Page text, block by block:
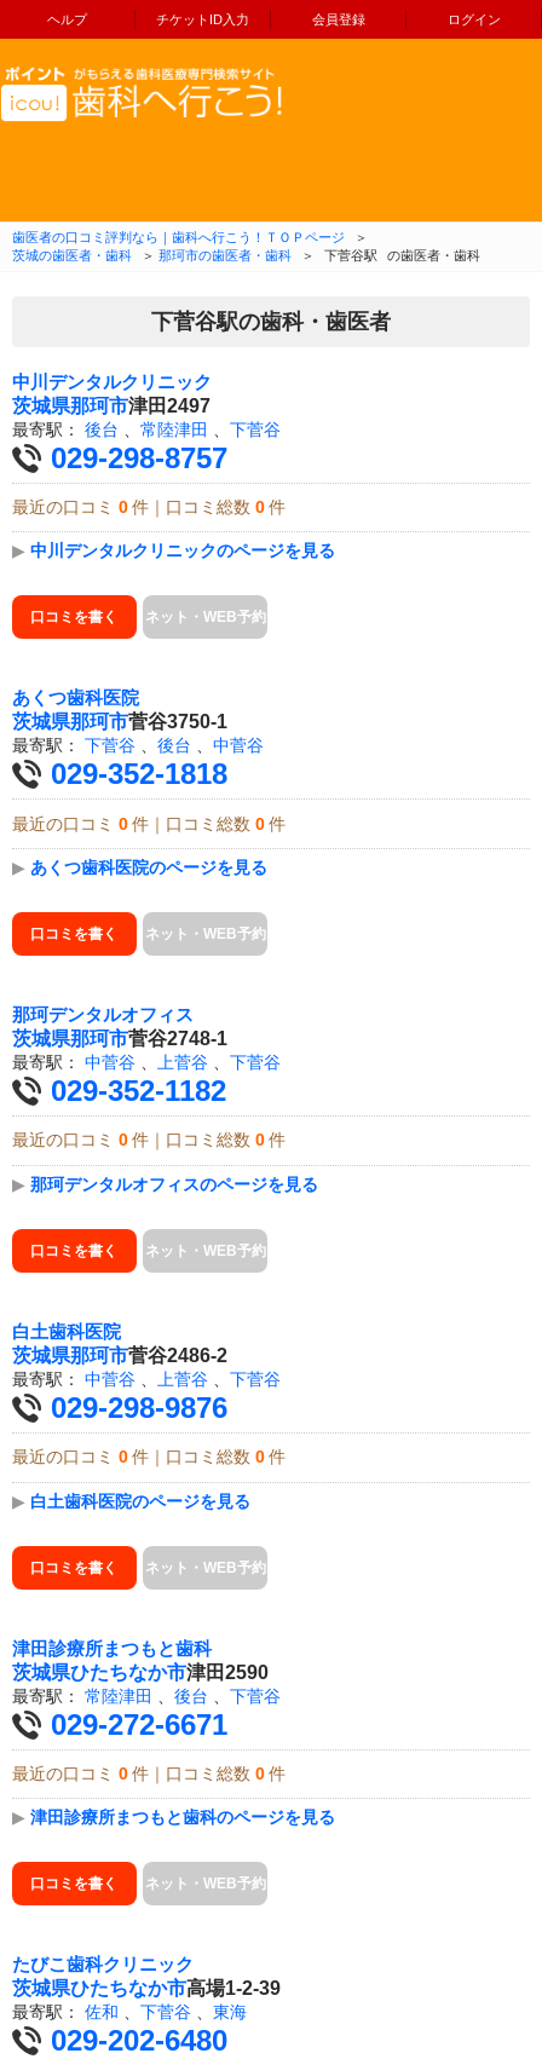
ヘルプ チケットID入力 会員登録 ログイン
コンテンツへ移動
歯医者の口コミ評判なら｜歯科へ行こう！ＴＯＰページ
＞
茨城の歯医者・歯科
＞ 那珂市の歯医者・歯科 ＞ 下菅谷駅 の歯医者・歯科
下菅谷駅の歯科・歯医者
中川デンタルクリニック
茨城県那珂市津田2497
最寄駅： 後台 常陸津田 下菅谷
029-298-8757
最近の口コミ 0 件｜口コミ総数 0 件
▶ 中川デンタルクリニックのページを見る
口コミを書く ネット・WEB予約
あくつ歯科医院
茨城県那珂市菅谷3750-1
最寄駅： 下菅谷 、 後台 、 中菅谷
029-352-1818
最近の口コミ 0 件｜口コミ総数 0 件
▶ あくつ歯科医院のページを見る
口コミを書く ネット・WEB予約
那珂デンタルオフィス
茨城県那珂市菅谷2748-1
最寄駅： 中菅谷 上菅谷 下菅谷
029-352-1182
最近の口コミ 0 件｜口コミ総数 0 件
▶ 那珂デンタルオフィスのページを見る
口コミを書く ネット・WEB予約
白土歯科医院
茨城県那珂市菅谷2486-2
最寄駅： 中菅谷 上菅谷 下菅谷
029-298-9876
最近の口コミ 0 件｜口コミ総数 0 件
▶ 白土歯科医院のページを見る
口コミを書く ネット・WEB予約
津田診療所まつもと歯科
茨城県ひたちなか市津田2590
最寄駅： 常陸津田 後台 下菅谷
029-272-6671
最近の口コミ 0 件｜口コミ総数 0 件
▶ 津田診療所まつもと歯科のページを見る
口コミを書く ネット・WEB予約
たびこ歯科クリニック
茨城県ひたちなか市高場1-2-39
最寄駅： 佐和 、 下菅谷 、 東海
029-202-6480